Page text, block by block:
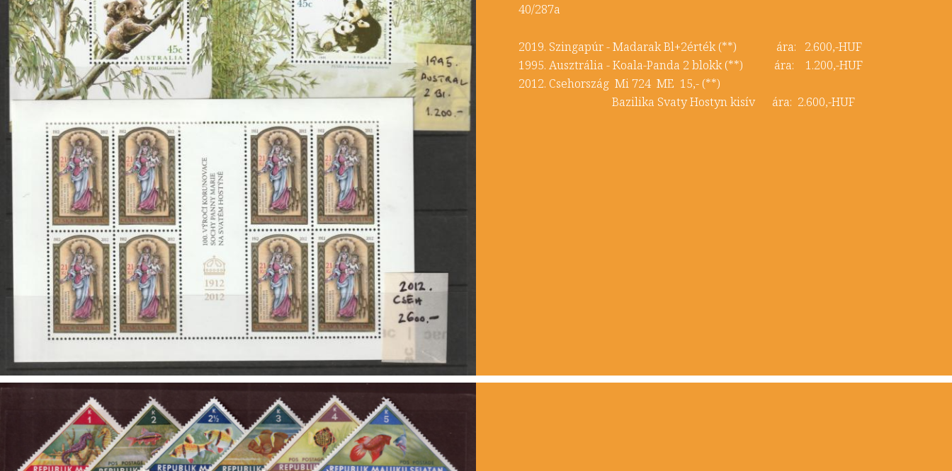
40/287a
2019. Szingapúr - Madarak Bl+2érték (**) ára: 2.600,-HUF
1995. Ausztrália - Koala-Panda 2 blokk (**) ára: 1.200,-HUF
2012. Csehország Mi 724 ME 15,- (**)
Bazilika Svaty Hostyn kisív ára: 2.600,-HUF